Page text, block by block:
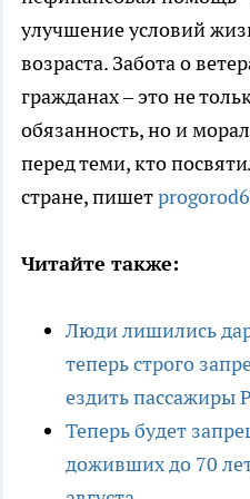
улучшение условий
возраста. Забота о
гражданах – это не
обязанность, но и
перед теми, кто
стране, пишет
Читайте также:
Люди лишились
теперь строго
ездить пассажиры
Теперь будет
доживших до 70